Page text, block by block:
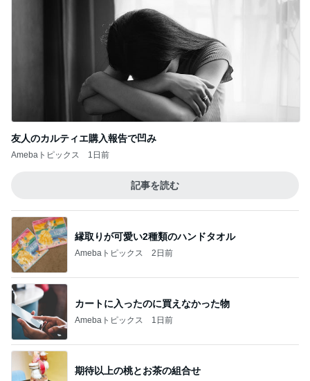
友人のカルティエ購入報告で凹み
Amebaトピックス 1日前
記事を読む
縁取りが可愛い2種類のハンドタオル
Amebaトピックス 2日前
カートに入ったのに買えなかった物
Amebaトピックス 1日前
期待以上の桃とお茶の組合せ